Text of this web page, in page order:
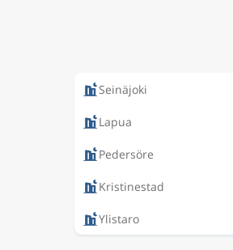
Seinäjoki
Lapua
Pedersöre
Kristinestad
Ylistaro